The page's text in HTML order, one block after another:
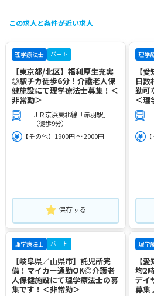
この求人と条件が近い求人
理学療法士 パート
【東京都/北区】福利厚生充実
◎駅チカ徒歩6分！介護老人保
健施設にて理学療法士募集！＜
非常勤＞
ＪＲ京浜東北線「赤羽駅」
（徒歩9分）
【その他】1900円 ～ 2000円
保存する
理学
【
日
勤可
＜理
【
理学療法士 パート
【岐阜県／山県市】託児所完
備！マイカー通勤OK◎介護老
人保健施設にて理学療法士の募
集です！＜非常勤＞
理学
【
均2
デイ
募集